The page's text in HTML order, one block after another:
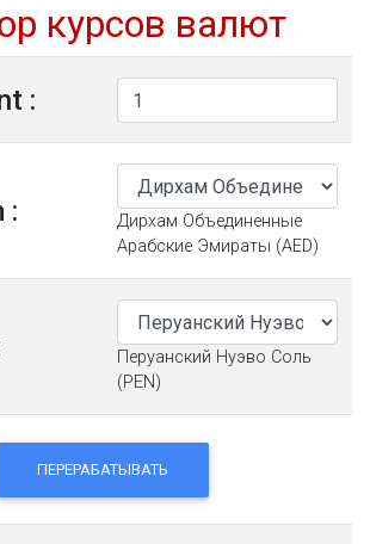
курсов валют
:
:
Дирхам Объединенные
Арабские Эмираты (AED)
Перуанский Нуэво Соль
(PEN)
ПЕРЕРАБАТЫВАТЬ